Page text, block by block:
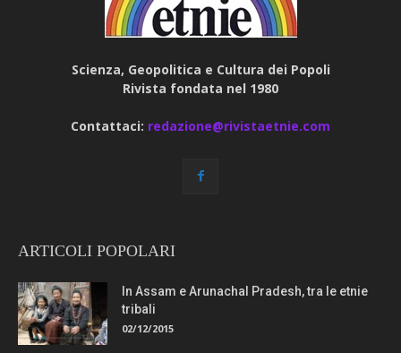
Scienza, Geopolitica e Cultura dei Popoli
Rivista fondata nel 1980
Contattaci: redazione@rivistaetnie.com
ARTICOLI POPOLARI
In Assam e Arunachal Pradesh, tra le etnie
tribali
02/12/2015